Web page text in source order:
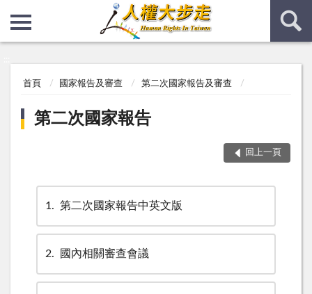
首頁 國家報告及審查 第二次國家報告及審查
第二次國家報告
回上一頁
1 第二次國家報告中英文版
2 國內相關審查會議